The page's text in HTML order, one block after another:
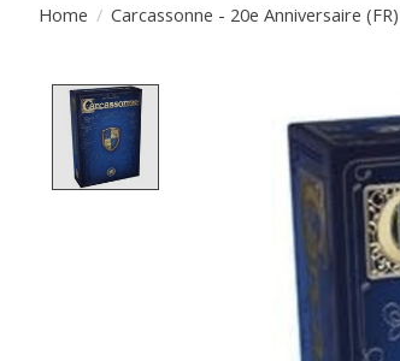
Home / Carcassonne - 20e Anniversaire (FR)